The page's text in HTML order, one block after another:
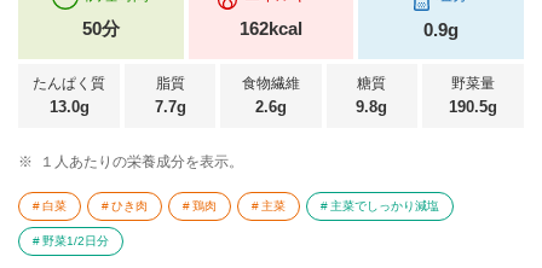
50分 162kcal 0.9g
たんぱく質
13.0g
脂質
7.7g
食物繊維
2.6g
糖質
9.8g
野菜量
190.5g
※ １人あたりの栄養成分を表示。
白菜 ひき肉 鶏肉 主菜 主菜でしっかり減塩
野菜1/2日分